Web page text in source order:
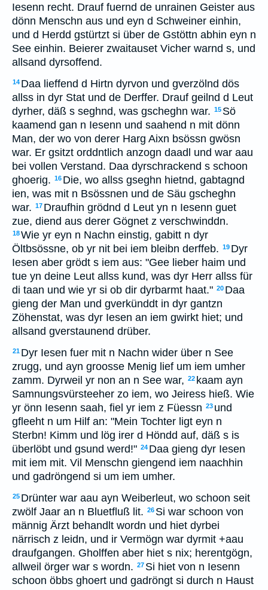
Iesenn recht. Drauf fuernd de unrainen Geister aus
dönn Menschn aus und eyn d Schweiner einhin,
und d Herdd gstürtzt si über de Gstöttn abhin eyn n
See einhin. Beierer zwaitauset Vicher warnd s, und
allsand dyrsoffend.
14 Daa lieffend d Hirtn dyrvon und gverzölnd dös
allss in dyr Stat und de Derffer. Drauf geilnd d Leut
dyrher, däß s seghnd, was gscheghn war. 15 Sö
kaamend gan n Iesenn und saahend n mit dönn
Man, der wo von derer Harg Aixn bsössn gwösn
war. Er gsitzt orddntlich anzogn daadl und war aau
bei vollen Verstand. Daa dyrschrackend s schoon
ghoerig. 16 Die, wo allss gseghn hietnd, gabtagnd
ien, was mit n Bsössnen und de Säu gscheghn
war. 17 Draufhin grödnd d Leut yn n Iesenn guet
zue, diend aus derer Gögnet z verschwinddn.
18Wie yr eyn n Nachn einstig, gabitt n dyr
Öltbsössne, ob yr nit bei iem bleibn derffeb. 19 Dyr
Iesen aber grödt s iem aus: "Gee lieber haim und
tue yn deine Leut allss kund, was dyr Herr allss für
di taan und wie yr si ob dir dyrbarmt haat." 20 Daa
gieng der Man und gverkünddt in dyr gantzn
Zöhenstat, was dyr Iesen an iem gwirkt hiet; und
allsand gverstaunend drüber.
21 Dyr Iesen fuer mit n Nachn wider über n See
zrugg, und ayn groosse Menig lief um iem umher
zamm. Dyrweil yr non an n See war, 22 kaam ayn
Samnungsvürsteeher zo iem, wo Jeiress hieß. Wie
yr önn Iesenn saah, fiel yr iem z Füessn 23 und
gfleeht n um Hilf an: "Mein Tochter ligt eyn n
Sterbn! Kimm und lög irer d Höndd auf, däß s is
überlöbt und gsund werd!" 24 Daa gieng dyr Iesen
mit iem mit. Vil Menschn giengend iem naachhin
und gadröngend si um iem umher.
25 Drünter war aau ayn Weiberleut, wo schoon seit
zwölf Jaar an n Bluetfluß lit. 26 Si war schoon von
männig Ärzt behandlt wordn und hiet dyrbei
närrisch z leidn, und ir Vermögn war dyrmit +aau
draufgangen. Gholffen aber hiet s nix; herentgögn,
allweil örger war s wordn. 27 Si hiet von n Iesenn
schoon öbbs ghoert und gadröngt si durch n Haust